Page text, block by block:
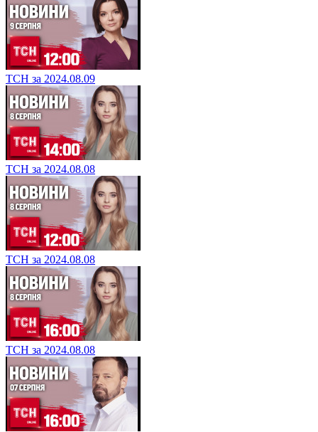
ТСН за 2024.08.09
ТСН за 2024.08.08
ТСН за 2024.08.08
ТСН за 2024.08.08